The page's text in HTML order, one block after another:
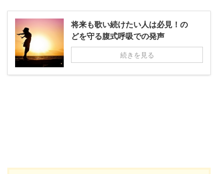
将来も歌い続けたい人は必見！の
どを守る腹式呼吸での発声
続きを見る